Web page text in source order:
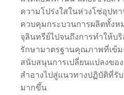
ความโปร่งใสในห่วงโซ่อุปท
ควบคุมกระบวนการผลิตทั้งห
จุลินทรีย์ไปจนถึงการทำให้บ
รักษามาตรฐานคุณภาพที่เข้
สนับสนุนการเปลี่ยนแปลงขอ
สำอางไปสู่แนวทางปฏิบัติที่รั
มากขึ้น